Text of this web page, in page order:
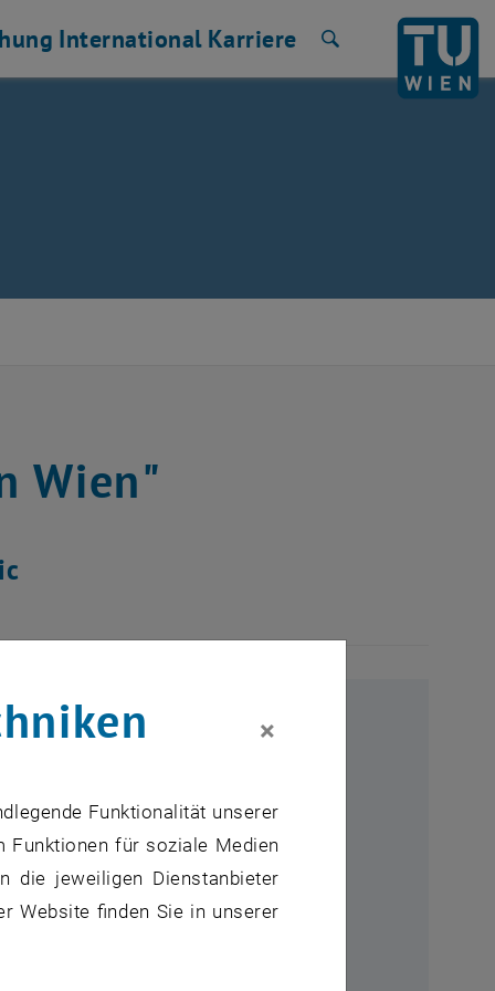
International Karriere
Wien"
×
Funktionalität unserer
Funktionen für soziale Medien
die jeweiligen Dienstanbieter
Website finden Sie in unserer